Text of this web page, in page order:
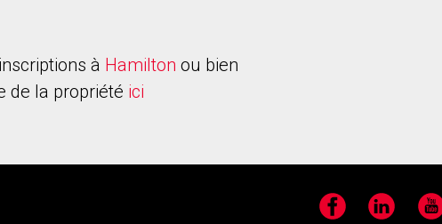
à Hamilton ou bien
de la propriété ici
FacebookLinkedIn